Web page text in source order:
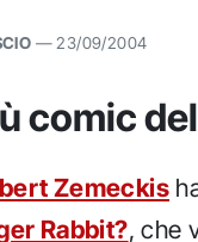
—23/09/2004
comic
Zemeckis
Rabbit?, che